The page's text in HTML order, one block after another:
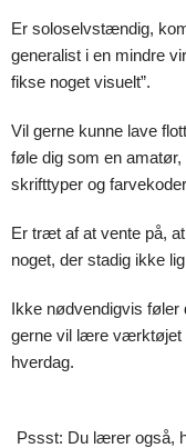
Er soloselvstændig,
generalist i en mindre
fikse noget visuelt”.
Vil gerne kunne lave
føle dig som en
skrifttyper og
Er træt af at vente på,
noget, der stadig ikke
Ikke nødvendigvis føler
gerne vil lære værktøjet
hverdag.
Pssst: Du lærer også,